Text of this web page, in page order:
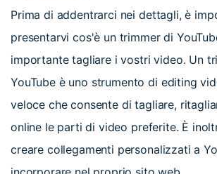
Prima di addentrarci nei dettagli, è
presentarvi cos'è un trimmer di
importante tagliare i vostri video. Un
YouTube è uno strumento di editing
veloce che consente di tagliare,
online le parti di video preferite. È
creare collegamenti personalizzati a